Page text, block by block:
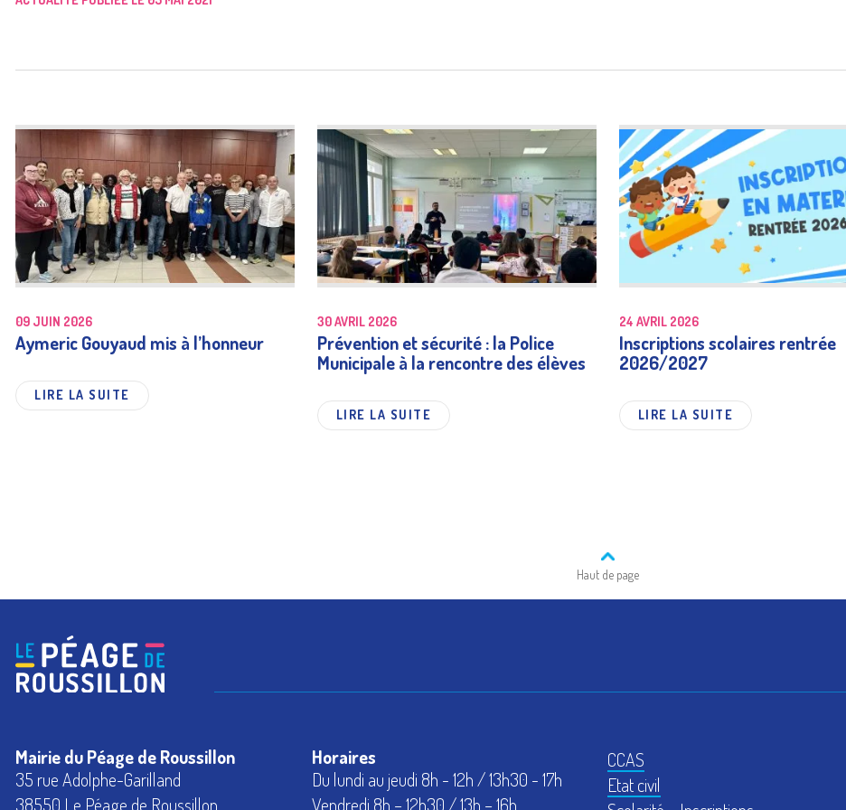
Risques naturels et
technologiques
Transports
Numéros et liens
utiles
09 JUIN 2026
Aymeric Gouyaud mis à l’honneur
LIRE LA SUITE
30 AVRIL 2026
Prévention et sécurité : la Police
Municipale à la rencontre des élèves
LIRE LA SUITE
24 AVRIL 2026
Inscriptions scolaires rentrée
2026/2027
LIRE LA SUITE
Haut de page
Mairie du Péage de Roussillon
35 rue Adolphe-Garilland
38550 Le Péage de Roussillon
Horaires
Du lundi au jeudi 8h - 12h / 13h30 - 17h
Vendredi 8h – 12h30 / 13h – 16h
CCAS
Etat civil